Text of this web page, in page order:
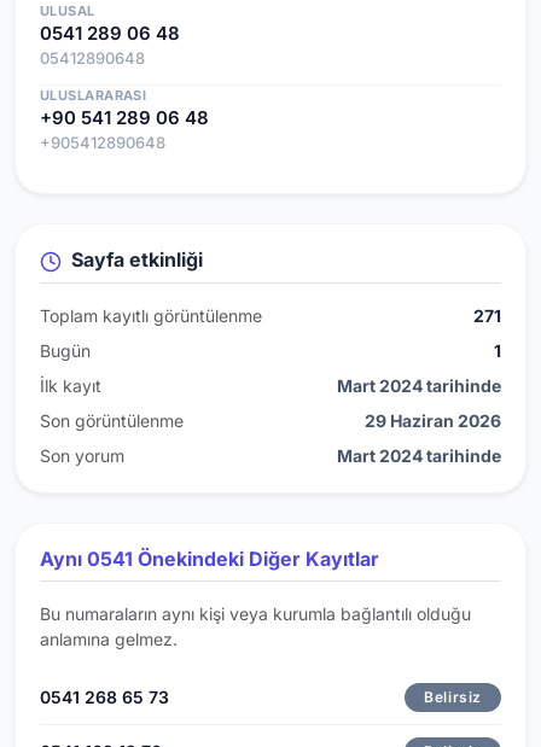
ULUSAL
0541 289 06 48
05412890648
ULUSLARARASI
+90 541 289 06 48
+905412890648
Sayfa etkinliği
Toplam kayıtlı görüntülenme
271
Bugün
1
İlk kayıt
Mart 2024 tarihinde
Son görüntülenme
29 Haziran 2026
Son yorum
Mart 2024 tarihinde
Aynı 0541 Önekindeki Diğer Kayıtlar
Bu numaraların aynı kişi veya kurumla bağlantılı olduğu
anlamına gelmez.
0541 268 65 73 Belirsiz